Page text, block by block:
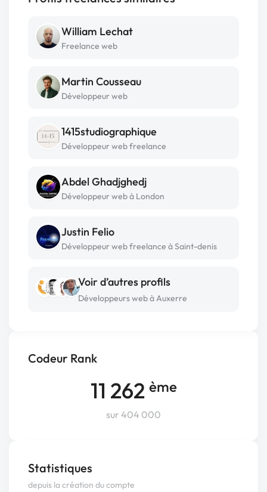
Codeur Rank
11 262 ème
sur 404 000
Statistiques
depuis la création du compte
William Lechat
Freelance web
Martin Cousseau
Développeur web
1415studiographique
Développeur web freelance
Abdel Ghadjghedj
Développeur web à London
Justin Felio
Développeur web freelance à Saint-denis
Voir d’autres profils
Développeurs web à Auxerre